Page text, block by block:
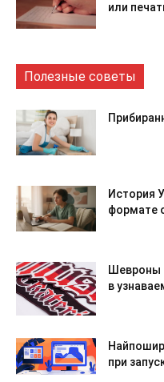
или
Полезные советы
История
формате
Шевроны
в
при